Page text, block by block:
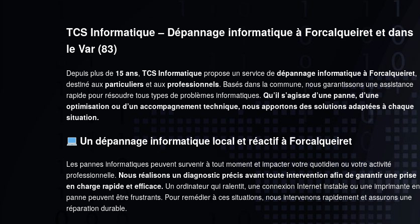
TCS Informatique – Dépannage informatique à Forcalqueiret et dans
le Var (83)
Depuis plus de 15 ans, TCS Informatique propose un service de dépannage informatique à Forcalqueiret,
destiné aux particuliers et aux professionnels. Basés dans la commune, nous garantissons une assistance
rapide pour résoudre tous types de problèmes informatiques. Qu’il s’agisse d’une panne, d’une
optimisation ou d’un accompagnement technique, nous apportons des solutions adaptées à chaque
situation.
Un dépannage informatique local et réactif à Forcalqueiret
Les pannes informatiques peuvent survenir à tout moment et impacter votre quotidien ou votre activité
professionnelle. Nous réalisons un diagnostic précis avant toute intervention afin de garantir une prise
en charge rapide et efficace. Un ordinateur qui ralentit, une connexion Internet instable ou une imprimante en
panne peuvent être frustrants. Pour remédier à ces situations, nous intervenons rapidement et assurons une
réparation durable.